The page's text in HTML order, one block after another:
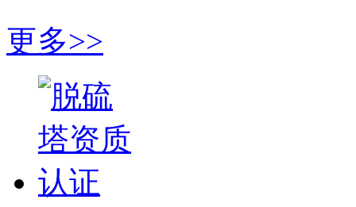
更多>>